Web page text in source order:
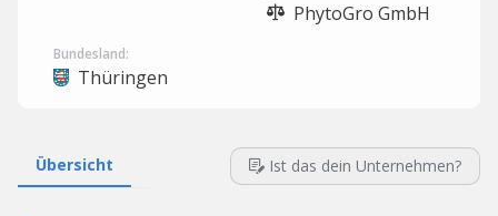
PhytoGro GmbH
Bundesland:
Thüringen
Übersicht Ist das dein Unternehmen?